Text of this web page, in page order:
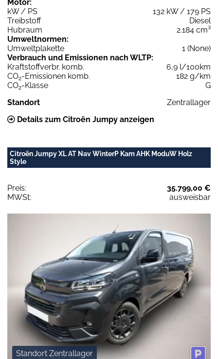
Motor:
kW / PS
132 kW / 179 PS
Treibstoff
Diesel
Hubraum
2.184 cm³
Umweltnormen:
Umweltplakette
1 (None)
Verbrauch und Emissionen nach WLTP:
Kraftstoffverbr. komb.
6,9 l/100km
CO2-Emissionen komb.
182 g/km
CO2-Klasse
G
Standort
Zentrallager
Details zum Citroën Jumpy anzeigen
Citroën Jumpy XL AT Nav WinterP Kam AHK ModuW Holz
Style
Preis:
35.799,00 €
MWSt:
ausweisbar
Standort Zentrallager